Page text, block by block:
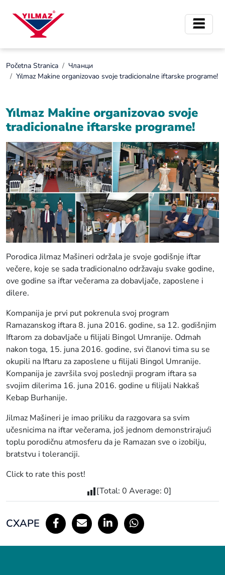
Početna Stranica
Чланци
Yılmaz Makine organizovao svoje tradicionalne iftarske programe!
Yılmaz Makine organizovao svoje
tradicionalne iftarske programe!
Porodica Jilmaz Mašineri održala je svoje godišnje iftar
večere, koje se sada tradicionalno održavaju svake godine,
ove godine sa iftar večerama za dobavljače, zaposlene i
dilere.
Kompanija je prvi put pokrenula svoj program
Ramazanskog iftara 8. juna 2016. godine, sa 12. godišnjim
Iftarom za dobavljače u filijali Bingol Umranije. Odmah
nakon toga, 15. juna 2016. godine, svi članovi tima su se
okupili na Iftaru za zaposlene u filijali Bingol Umranije.
Kompanija je završila svoj poslednji program iftara sa
svojim dilerima 16. juna 2016. godine u filijali Nakkaš
Kebap Burhanije.
Jilmaz Mašineri je imao priliku da razgovara sa svim
učesnicima na iftar večerama, još jednom demonstrirajući
toplu porodičnu atmosferu da je Ramazan sve o izobilju,
bratstvu i toleranciji.
Click to rate this post!
[Total: 0 Average: 0]
СХАРЕ